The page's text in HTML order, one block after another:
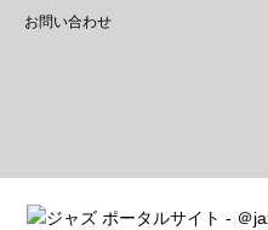
2021.12
お問い合わせ